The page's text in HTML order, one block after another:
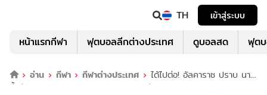
TH เข้าสู่ระบบ
หน้าแรกกีฬา ฟุตบอลลีกต่างประเทศ ดูบอลสด ฟุต
อ่าน กีฬา กีฬาต่างประเทศ
ได้ไปต่อ! อัลคาราซ ปราบ นาร์
ดี้ ผ่านเข้ารอบ 8 คน เทนนิสกาตาร์ โอเพ่น